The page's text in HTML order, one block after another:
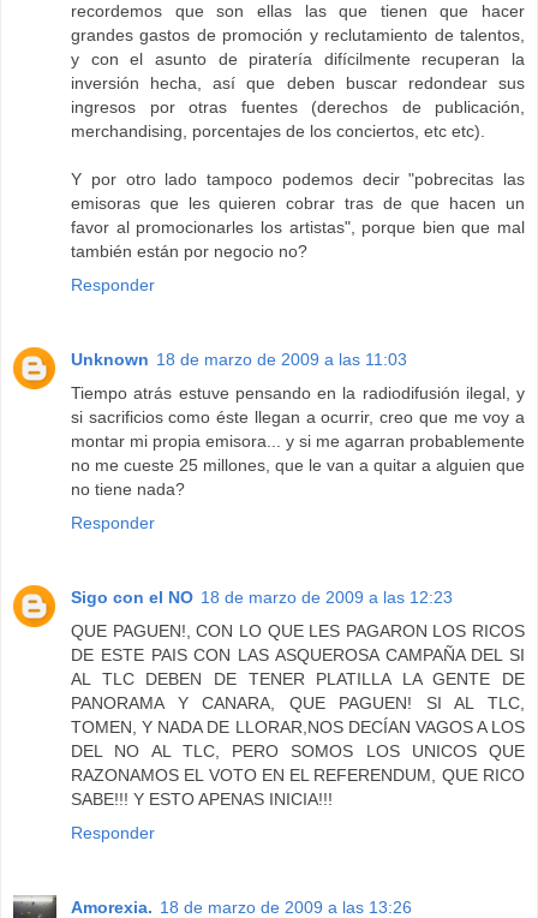
recordemos que son ellas las que tienen que hacer
grandes gastos de promoción y reclutamiento de talentos,
y con el asunto de piratería difícilmente recuperan la
inversión hecha, así que deben buscar redondear sus
ingresos por otras fuentes (derechos de publicación,
merchandising, porcentajes de los conciertos, etc etc).
Y por otro lado tampoco podemos decir "pobrecitas las
emisoras que les quieren cobrar tras de que hacen un
favor al promocionarles los artistas", porque bien que mal
también están por negocio no?
Responder
Unknown 18 de marzo de 2009 a las 11:03
Tiempo atrás estuve pensando en la radiodifusión ilegal, y
si sacrificios como éste llegan a ocurrir, creo que me voy a
montar mi propia emisora... y si me agarran probablemente
no me cueste 25 millones, que le van a quitar a alguien que
no tiene nada?
Responder
Sigo con el NO 18 de marzo de 2009 a las 12:23
QUE PAGUEN!, CON LO QUE LES PAGARON LOS RICOS
DE ESTE PAIS CON LAS ASQUEROSA CAMPAÑA DEL SI
AL TLC DEBEN DE TENER PLATILLA LA GENTE DE
PANORAMA Y CANARA, QUE PAGUEN! SI AL TLC,
TOMEN, Y NADA DE LLORAR,NOS DECÍAN VAGOS A LOS
DEL NO AL TLC, PERO SOMOS LOS UNICOS QUE
RAZONAMOS EL VOTO EN EL REFERENDUM, QUE RICO
SABE!!! Y ESTO APENAS INICIA!!!
Responder
Amorexia. 18 de marzo de 2009 a las 13:26